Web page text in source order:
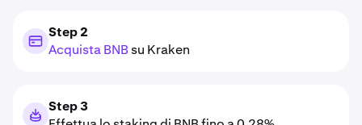
Step 2
Acquista BNB su Kraken
Step 3